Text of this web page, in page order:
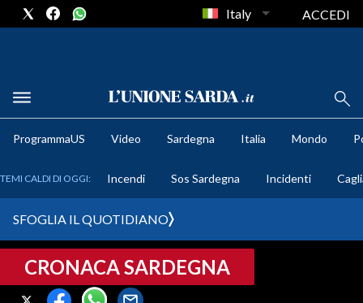
METEO
CRONACA SARDEGNA
CAGLIARI
Italy ACCEDI
ProgrammaUS Video Sardegna Italia Mondo
TEMI CALDI DI OGGI: Incendi Sos Sardegna Incidenti
SFOGLIA IL QUOTIDIANO
CRONACA SARDEGNA